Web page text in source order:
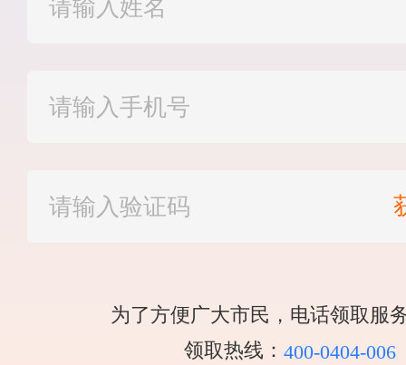
为了方便广大市民，电话领取服
领取热线： 400-0404-006